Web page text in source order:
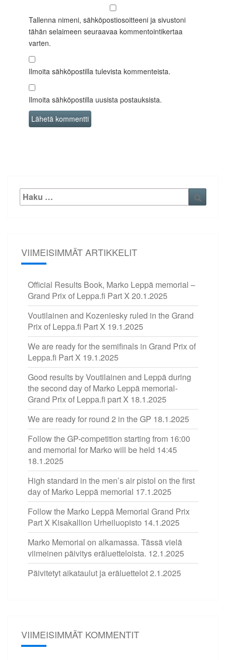
Tallenna nimeni, sähköpostiosoitteeni ja sivustoni
tähän selaimeen seuraavaa kommentointikertaa
varten.
Ilmoita sähköpostilla tulevista kommenteista.
Ilmoita sähköpostilla uusista postauksista.
Etsi:
VIIMEISIMMÄT ARTIKKELIT
Official Results Book, Marko Leppä memorial –
Grand Prix of Leppa.fi Part X 20.1.2025
Voutilainen and Kozeniesky ruled in the Grand
Prix of Leppa.fi Part X 19.1.2025
We are ready for the semifinals in Grand Prix of
Leppa.fi Part X 19.1.2025
Good results by Voutilainen and Leppä during
the second day of Marko Leppä memorial-
Grand Prix of Leppa.fi part X 18.1.2025
We are ready for round 2 in the GP 18.1.2025
Follow the GP-competition starting from 16:00
and memorial for Marko will be held 14:45
18.1.2025
High standard in the men’s air pistol on the first
day of Marko Leppä memorial 17.1.2025
Follow the Marko Leppä Memorial Grand Prix
Part X Kisakallion Urheiluopisto 14.1.2025
Marko Memorial on alkamassa. Tässä vielä
viimeinen päivitys eräluetteloista. 12.1.2025
Päivitetyt aikataulut ja eräluettelot2.1.2025
VIIMEISIMMÄT KOMMENTIT